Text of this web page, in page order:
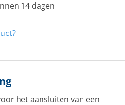
14 dagen
het aansluiten van een